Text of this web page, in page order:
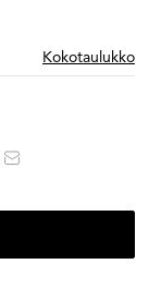
Kokotaulukko